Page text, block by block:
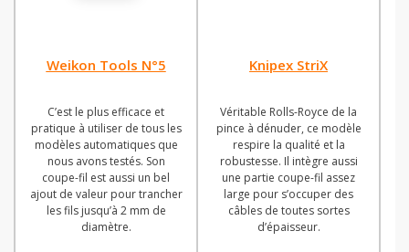
Weikon Tools N°5 Knipex StriX
C’est le plus efficace et
pratique à utiliser de tous les
modèles automatiques que
nous avons testés. Son
coupe-fil est aussi un bel
ajout de valeur pour trancher
les fils jusqu’à 2 mm de
diamètre.
Véritable Rolls-Royce de la
pince à dénuder, ce modèle
respire la qualité et la
robustesse. Il intègre aussi
une partie coupe-fil assez
large pour s’occuper des
câbles de toutes sortes
d’épaisseur.